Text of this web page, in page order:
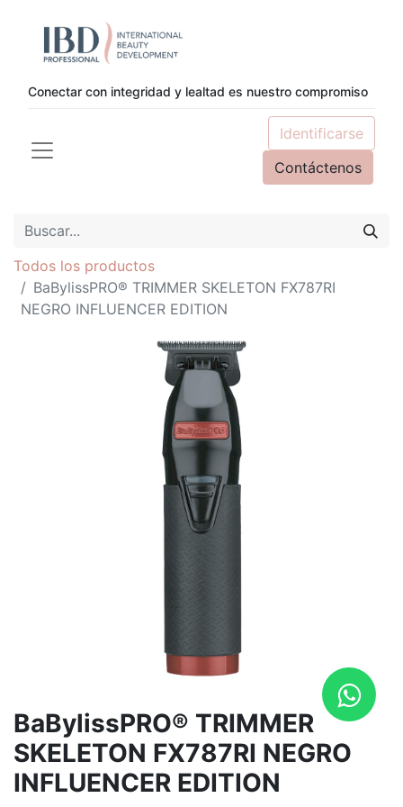
Conectar con integridad y lealtad es nuestro compromiso
Identificarse
Contáctenos
Todos los productos
BaBylissPRO® TRIMMER SKELETON FX787RI
NEGRO INFLUENCER EDITION
BaBylissPRO® TRIMMER
SKELETON FX787RI NEGRO
INFLUENCER EDITION